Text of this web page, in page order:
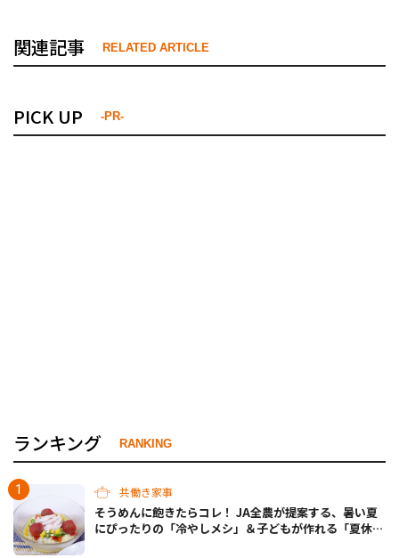
関連記事 RELATED ARTICLE
PICK UP -PR-
ランキング RANKING
共働き家事
そうめんに飽きたらコレ！ JA全農が提案する、暑い夏
にぴったりの「冷やしメシ」＆子どもが作れる「夏休み